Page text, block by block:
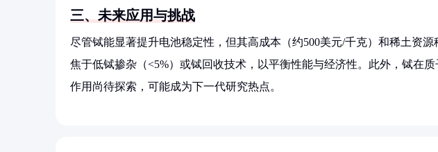
三、未来应用与挑战
尽管铽能显著提升电池稳定性，但其高成本（约500美元/千克）和稀土资
焦于低铽掺杂（<5%）或铽回收技术，以平衡性能与经济性。此外，铽在
作用尚待探索，可能成为下一代研究热点。